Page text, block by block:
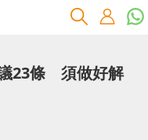
23條 須做好解